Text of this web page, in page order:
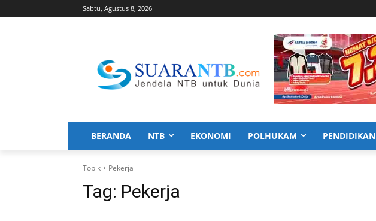
Sabtu, Agustus 8, 2026
BERANDA NTB EKONOMI POLHUKAM PENDIDIKAN
Topik Pekerja
Tag: Pekerja